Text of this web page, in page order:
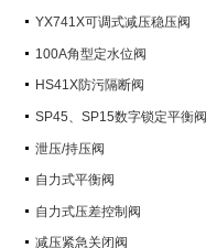
YX741X可调式减压稳压阀
100A角型定水位阀
HS41X防污隔断阀
SP45、SP15数字锁定平衡阀
泄压/持压阀
自力式平衡阀
自力式压差控制阀
减压紧急关闭阀